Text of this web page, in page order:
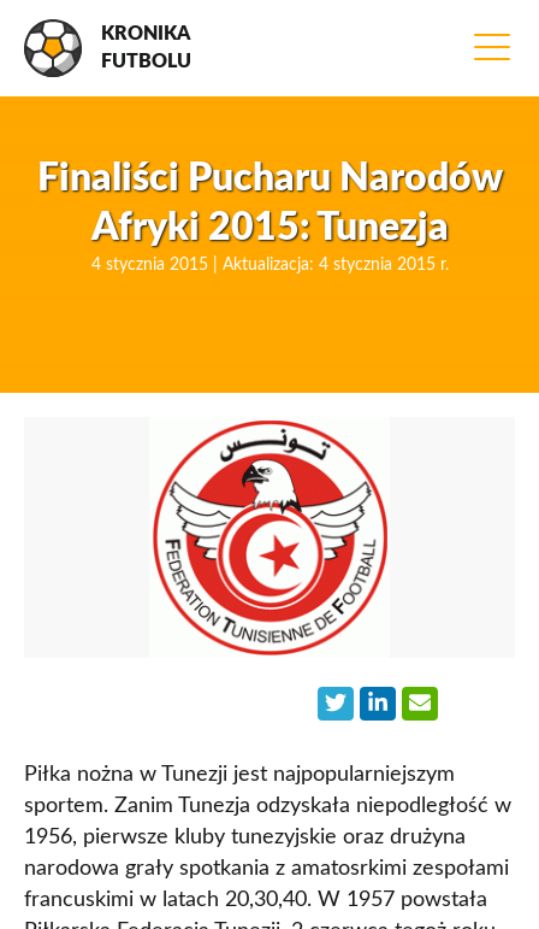
KRONIKA
FUTBOLU
Finaliści Pucharu Narodów
Afryki 2015: Tunezja
4 stycznia 2015 | Aktualizacja: 4 stycznia 2015 r.
Piłka nożna w Tunezji jest najpopularniejszym
sportem. Zanim Tunezja odzyskała niepodległość w
1956, pierwsze kluby tunezyjskie oraz drużyna
narodowa grały spotkania z amatosrkimi zespołami
francuskimi w latach 20,30,40. W 1957 powstała